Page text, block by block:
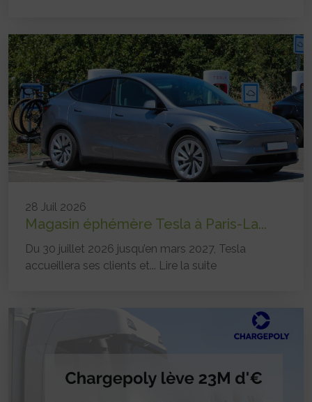
28 Juil 2026
Magasin éphémère Tesla à Paris-La...
Du 30 juillet 2026 jusqu’en mars 2027, Tesla
accueillera ses clients et... Lire la suite